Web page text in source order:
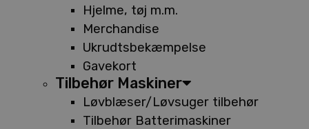
Hjelme, tøj m.m.
Merchandise
Ukrudtsbekæmpelse
Gavekort
Tilbehør Maskiner
Løvblæser/Løvsuger tilbehør
Tilbehør Batterimaskiner